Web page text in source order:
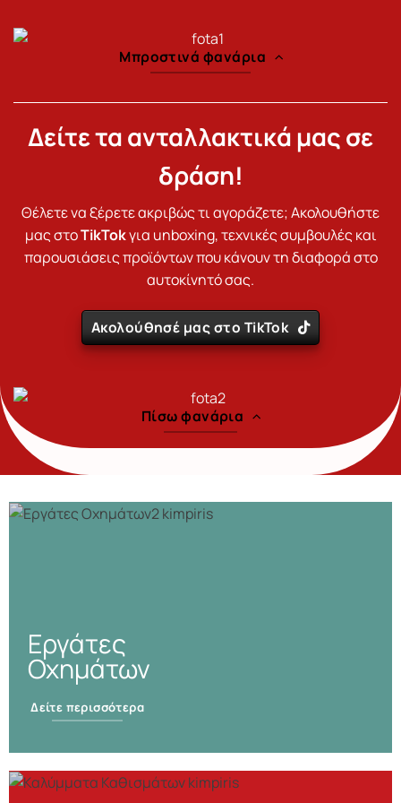
Μπροστινά φανάρια
Δείτε τα ανταλλακτικά μας σε
δράση!
Θέλετε να ξέρετε ακριβώς τι αγοράζετε; Ακολουθήστε
μας στοTikTokγια unboxing, τεχνικές συμβουλές και
παρουσιάσεις προϊόντων που κάνουν τη διαφορά στο
αυτοκίνητό σας.
Ακολούθησέ μας στο TikTok
Πίσω φανάρια
Εργάτες
Οχημάτων
Δείτε περισσότερα